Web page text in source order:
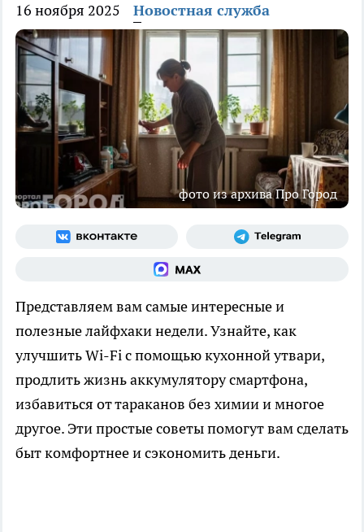
16 ноября 2025 Новостная служба
фото из архива Про Город
Представляем вам самые интересные и
полезные лайфхаки недели. Узнайте, как
улучшить Wi-Fi с помощью кухонной утвари,
продлить жизнь аккумулятору смартфона,
избавиться от тараканов без химии и многое
другое. Эти простые советы помогут вам сделать
быт комфортнее и сэкономить деньги.